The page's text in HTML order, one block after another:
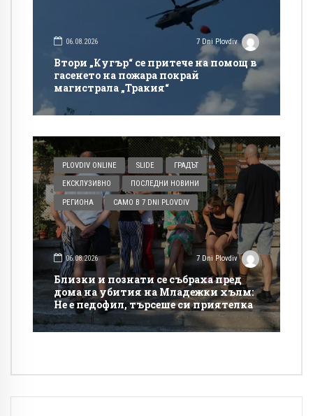
06.08.2026 7 Dni Plovdiv
Втори „Кугър“ се притече на помощ в
гасенето на пожара покрай
магистрала „Тракия“
PLOVDIV ONLINE SLIDE ГРАДЪТ
ЕКСКЛУЗИВНО ПОСЛЕДНИ НОВИНИ
РЕГИОНА САМО В 7 DNI PLOVDIV
06.08.2026 7 Dni Plovdiv
Близки и познати се събраха пред
дома на убития на Младежки хълм:
Не е педофил, търсеше си приятелка